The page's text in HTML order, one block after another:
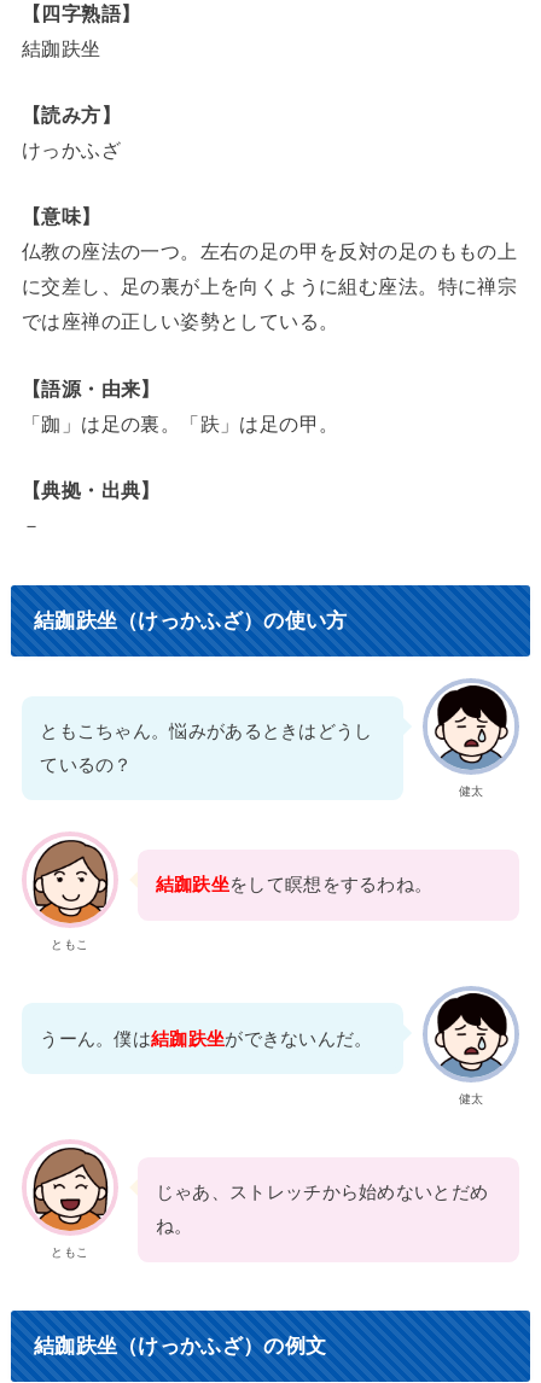
【四字熟語】
結跏趺坐
【読み方】
けっかふざ
【意味】
仏教の座法の一つ。左右の足の甲を反対の足のももの上
に交差し、足の裏が上を向くように組む座法。特に禅宗
では座禅の正しい姿勢としている。
【語源・由来】
「跏」は足の裏。「趺」は足の甲。
【典拠・出典】
－
結跏趺坐（けっかふざ）の使い方
健太
ともこちゃん。悩みがあるときはどうし
ているの？
ともこ
結跏趺坐をして瞑想をするわね。
健太
うーん。僕は結跏趺坐ができないんだ。
ともこ
じゃあ、ストレッチから始めないとだめ
ね。
結跏趺坐（けっかふざ）の例文